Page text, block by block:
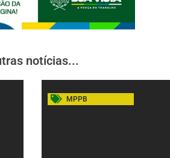
notícias...
MPPB